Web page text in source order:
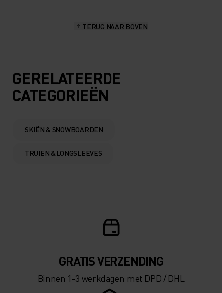
5°
0°
-5°
-25°
-25°
TERUG NAAR BOVEN
GERELATEERDE
CATEGORIEËN
SKIËN & SNOWBOARDEN
TRUIEN & LONGSLEEVES
GRATIS VERZENDING​​​​​​​​​​​​​​
Binnen 1-3 werkdagen met DPD / DHL